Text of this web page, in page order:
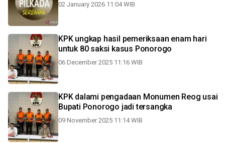
02 January 2026 11:04 WIB
KPK ungkap hasil pemeriksaan enam hari
untuk 80 saksi kasus Ponorogo
06 December 2025 11:16 WIB
KPK dalami pengadaan Monumen Reog usai
Bupati Ponorogo jadi tersangka
09 November 2025 11:14 WIB